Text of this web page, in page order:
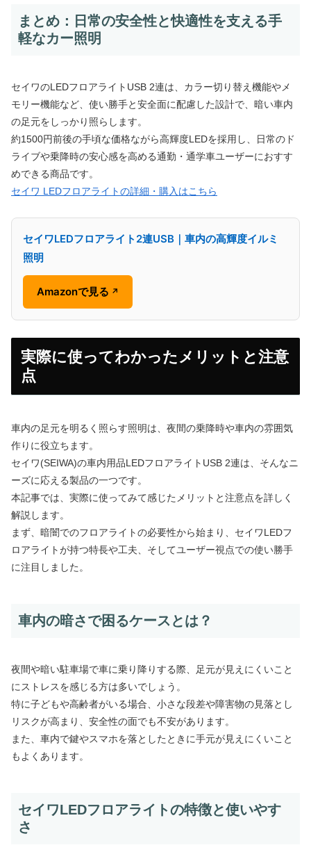
まとめ：日常の安全性と快適性を支える手
軽なカー照明
セイワのLEDフロアライトUSB 2連は、カラー切り替え機能やメ
モリー機能など、使い勝手と安全面に配慮した設計で、暗い車内
の足元をしっかり照らします。
約1500円前後の手頃な価格ながら高輝度LEDを採用し、日常のド
ライブや乗降時の安心感を高める通勤・通学車ユーザーにおすす
めできる商品です。
セイワ LEDフロアライトの詳細・購入はこちら
セイワLEDフロアライト2連USB｜車内の高輝度イルミ
照明
Amazonで見る ↗
実際に使ってわかったメリットと注意
点
車内の足元を明るく照らす照明は、夜間の乗降時や車内の雰囲気
作りに役立ちます。
セイワ(SEIWA)の車内用品LEDフロアライトUSB 2連は、そんなニ
ーズに応える製品の一つです。
本記事では、実際に使ってみて感じたメリットと注意点を詳しく
解説します。
まず、暗闇でのフロアライトの必要性から始まり、セイワLEDフ
ロアライトが持つ特長や工夫、そしてユーザー視点での使い勝手
に注目しました。
車内の暗さで困るケースとは？
夜間や暗い駐車場で車に乗り降りする際、足元が見えにくいこと
にストレスを感じる方は多いでしょう。
特に子どもや高齢者がいる場合、小さな段差や障害物の見落とし
リスクが高まり、安全性の面でも不安があります。
また、車内で鍵やスマホを落としたときに手元が見えにくいこと
もよくあります。
セイワLEDフロアライトの特徴と使いやす
さ